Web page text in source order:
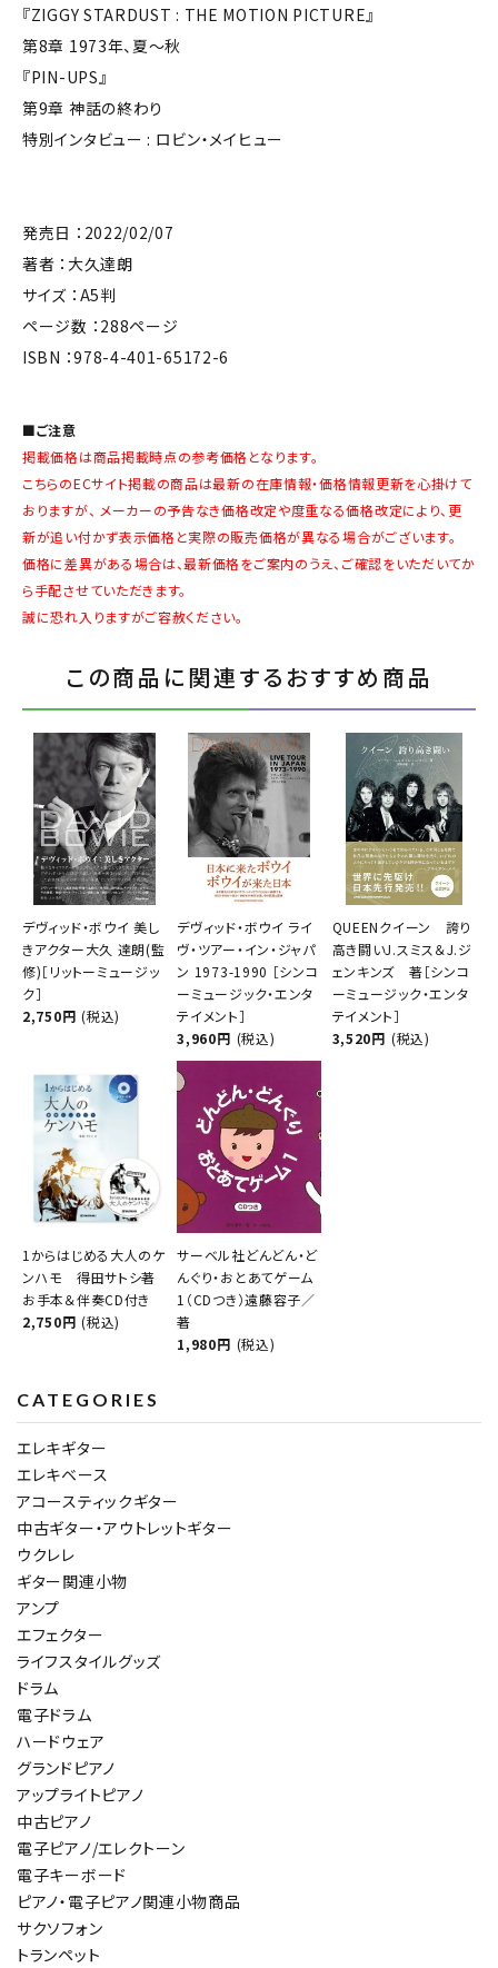
『ZIGGY STARDUST : THE MOTION PICTURE』
第8章 1973年、夏～秋
『PIN-UPS』
第9章 神話の終わり
特別インタビュー : ロビン・メイヒュー
発売日 ：2022/02/07
著者 ：大久達朗
サイズ ：A5判
ページ数 ：288ページ
ISBN ：978-4-401-65172-6
■ご注意
掲載価格は商品掲載時点の参考価格となります。
こちらのECサイト掲載の商品は最新の在庫情報・価格情報更新を心掛けて
おりますが、 メーカーの予告なき価格改定や度重なる価格改定により、更
新が追い付かず表示価格と実際の販売価格が異なる場合がございます。
価格に差異がある場合は、最新価格をご案内のうえ、ご確認をいただいてか
ら手配させていただきます。
誠に恐れ入りますがご容赦ください。
この商品に関連するおすすめ商品
デヴィッド・ボウイ 美し
きアクター大久 達朗(監
修)［リットーミュージッ
ク］
2,750円 (税込)
デヴィッド・ボウイ ライ
ヴ・ツアー・イン・ジャパ
ン 1973-1990 ［シンコ
ーミュージック・エンタ
テイメント］
3,960円 (税込)
QUEENクイーン 誇り
高き闘いJ.スミス＆J.ジ
ェンキンズ 著［シンコ
ーミュージック・エンタ
テイメント］
3,520円 (税込)
1からはじめる大人のケ
ンハモ 得田サトシ著
お手本＆伴奏CD付き
2,750円 (税込)
サーベル社どんどん・ど
んぐり・おとあてゲーム
1（CDつき）遠藤容子／
著
1,980円 (税込)
CATEGORIES
エレキギター
エレキベース
アコースティックギター
中古ギター・アウトレットギター
ウクレレ
ギター関連小物
アンプ
エフェクター
ライフスタイルグッズ
ドラム
電子ドラム
ハードウェア
グランドピアノ
アップライトピアノ
中古ピアノ
電子ピアノ/エレクトーン
電子キーボード
ピアノ・電子ピアノ関連小物商品
サクソフォン
トランペット